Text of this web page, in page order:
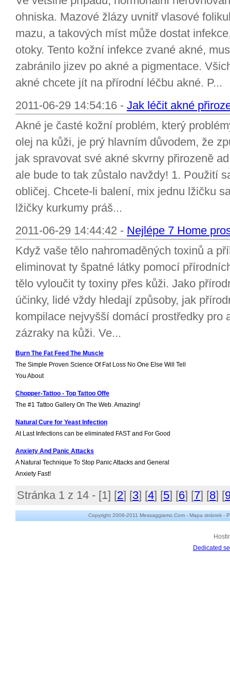
ohniska. Mazové žlázy uvnitř vlasové
mazu, a takových míst může dostat
otoky. Tento kožní infekce zvané akné,
zabránilo jizev po akné a pigmentace.
akné chcete jít na přírodní léčbu akné. P...
2011-06-29 14:54:16 - Jak léčit akné
Akné je časté kožní problém, který
olej na kůži, je prý hlavním důvodem, že
jak spravovat své akné skvrny přirozeně
ale bude to tak zůstalo navždy! 1. Použití
obličej. Chcete-li balení, mix jednu lžičku
lžičky kurkumy práš...
2011-06-29 14:44:42 - Nejlépe 7 Home
Když vaše tělo nahromaděných toxinů a
eliminovat ty špatné látky pomocí
tělo vyloučit ty toxiny přes kůži. Jako
účinky, lidé vždy hledají způsoby, jak
kompilace nejvyšší domácí prostředky pro
zázraky na kůži. Ve...
Burn The Fat Feed The Muscle
The Simple Proven Science Of Fat Loss No One Else Will Tell
You About
Chopper-Tattoo - Top Tattoo Offe
The #1 Tattoo Gallery On The Web. Amazing!
Natural Cure for Yeast Infection
At Last Infections can be eliminated FAST and For Good
Anxiety And Panic Attacks
A Natural Technique To Stop Panic Attacks and General
Anxiety Fast!
Stránka 1 z 14 - [1] [2] [3] [4] [5] [6] [7] [8] [
Copyright 2006-2011 Messaggiamo.Com - Mapa stránek -
Dedicated